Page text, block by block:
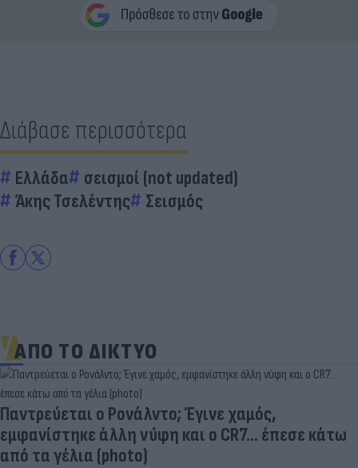
Διάβασε περισσότερα
Ελλάδα
σεισμοί (not updated)
Άκης Τσελέντης
Σεισμός
ΑΠΟ ΤΟ ΔΙΚΤΥΟ
Παντρεύεται ο Ρονάλντο; Έγινε χαμός,
εμφανίστηκε άλλη νύφη και ο CR7… έπεσε κάτω
από τα γέλια (photo)